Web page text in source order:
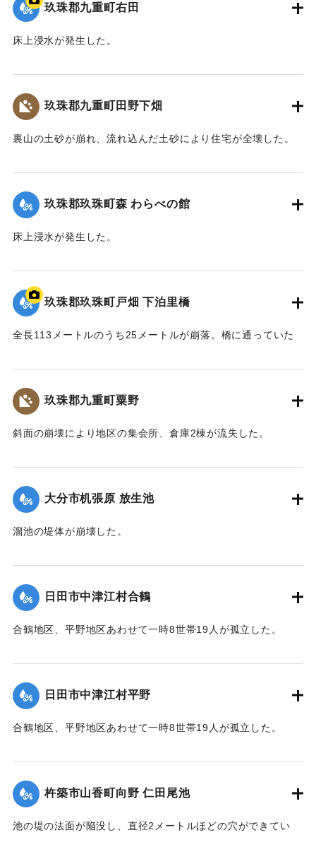
玖珠郡九重町右田
床上浸水が発生した。
｜固有コード:01215067
玖珠郡九重町田野下畑
裏山の土砂が崩れ、流れ込んだ土砂により住宅が全壊した。
2020/7/6｜固有コード:01215068
玖珠郡玖珠町森 わらべの館
床上浸水が発生した。
2020/7/6｜固有コード:
玖珠郡玖珠町戸畑 下泊里橋
全長113メートルのうち25メートルが崩落。橋に通っていた
た。
｜固有コード:01215062
玖珠郡九重町粟野
斜面の崩壊により地区の集会所、倉庫2棟が流失した。
2020/7/6｜固有コード:01215063
大分市机張原 放生池
溜池の堤体が崩壊した。
2020/7/6｜固有コード:01215064
日田市中津江村合鶴
合鶴地区、平野地区あわせて一時8世帯19人が孤立した。
2020/7/6｜固有コード: 01215057
日田市中津江村平野
合鶴地区、平野地区あわせて一時8世帯19人が孤立した。
2020/7/6｜固有コード: 01215058
杵築市山香町向野 仁田尾池
池の堤の法面が陥没し、直径2メートルほどの穴ができてい